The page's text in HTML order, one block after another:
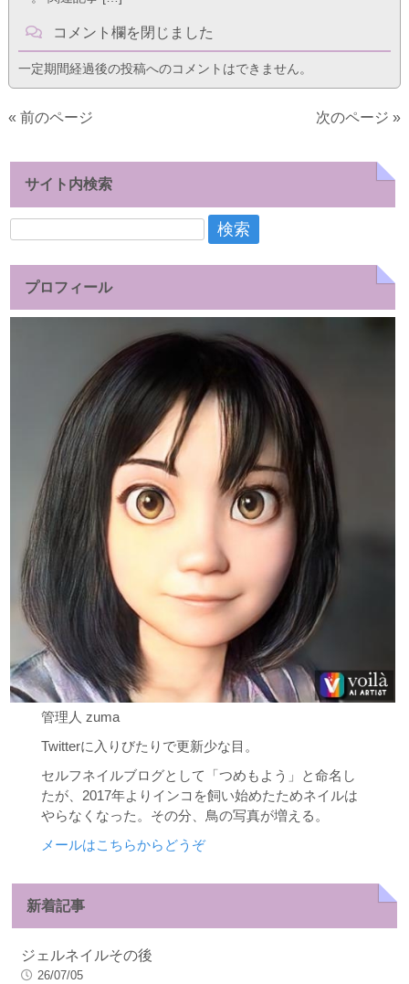
コメント欄を閉じました
一定期間経過後の投稿へのコメントはできません。
« 前のページ 次のページ »
サイト内検索
検
プロフィール
管理人 zuma
Twitterに入りびたりで更新少な目。
セルフネイルブログとして「つめもよう」と命名し
たが、2017年よりインコを飼い始めたためネイルは
やらなくなった。その分、鳥の写真が増える。
メールはこちらからどうぞ
新着記事
ジェルネイルその後
26/07/05